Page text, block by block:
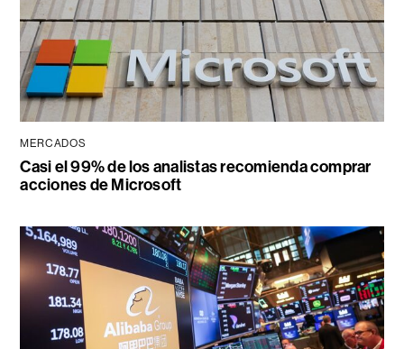
MERCADOS
Casi el 99% de los analistas recomienda comprar
acciones de Microsoft